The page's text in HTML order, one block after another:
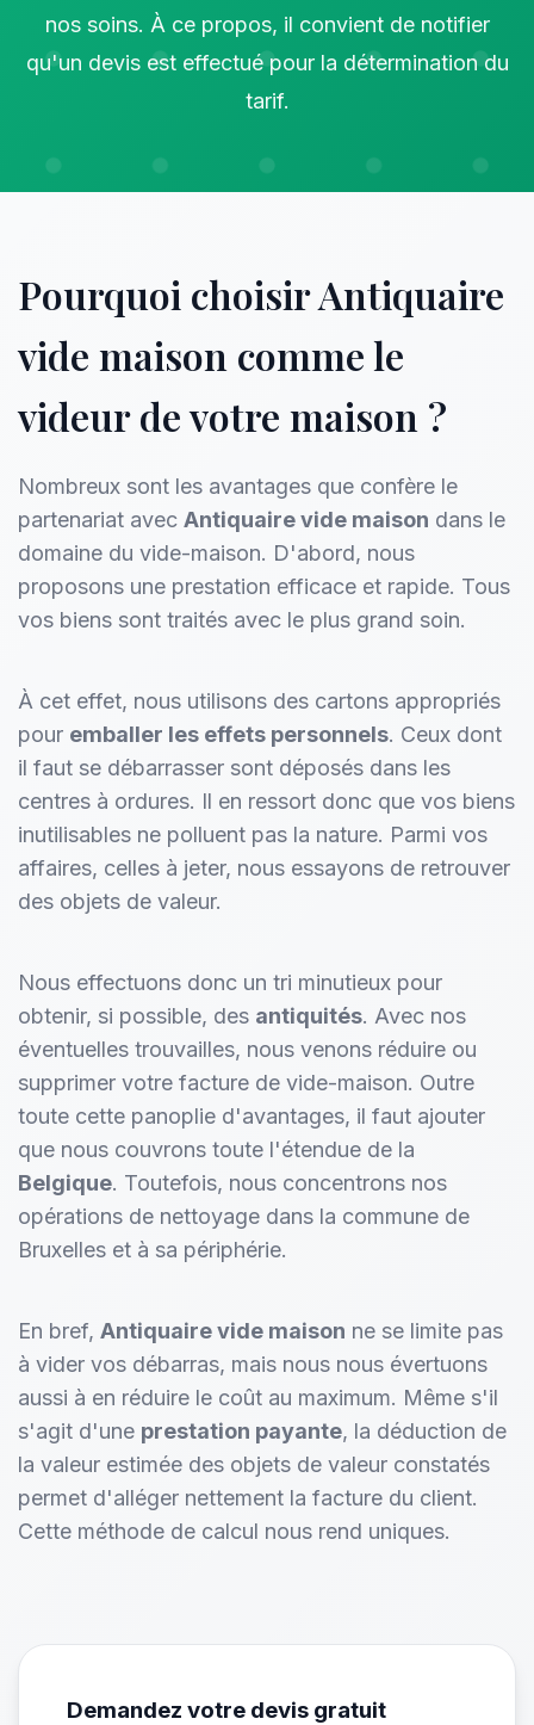
nos soins. À ce propos, il convient de notifier
qu'un devis est effectué pour la détermination du
tarif.
Pourquoi choisir Antiquaire
vide maison comme le
videur de votre maison ?
Nombreux sont les avantages que confère le
partenariat avec Antiquaire vide maison dans le
domaine du vide-maison. D'abord, nous
proposons une prestation efficace et rapide. Tous
vos biens sont traités avec le plus grand soin.
À cet effet, nous utilisons des cartons appropriés
pour emballer les effets personnels. Ceux dont
il faut se débarrasser sont déposés dans les
centres à ordures. Il en ressort donc que vos biens
inutilisables ne polluent pas la nature. Parmi vos
affaires, celles à jeter, nous essayons de retrouver
des objets de valeur.
Nous effectuons donc un tri minutieux pour
obtenir, si possible, des antiquités. Avec nos
éventuelles trouvailles, nous venons réduire ou
supprimer votre facture de vide-maison. Outre
toute cette panoplie d'avantages, il faut ajouter
que nous couvrons toute l'étendue de la
Belgique. Toutefois, nous concentrons nos
opérations de nettoyage dans la commune de
Bruxelles et à sa périphérie.
En bref, Antiquaire vide maison ne se limite pas
à vider vos débarras, mais nous nous évertuons
aussi à en réduire le coût au maximum. Même s'il
s'agit d'une prestation payante, la déduction de
la valeur estimée des objets de valeur constatés
permet d'alléger nettement la facture du client.
Cette méthode de calcul nous rend uniques.
Demandez votre devis gratuit